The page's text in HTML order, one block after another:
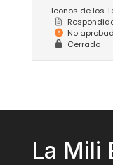
Iconos de los
No
Cerrado
La Mili